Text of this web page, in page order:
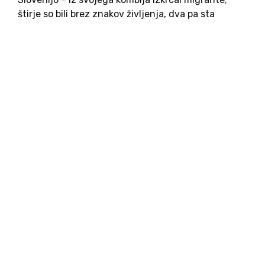
štirje so bili brez znakov življenja, dva pa sta